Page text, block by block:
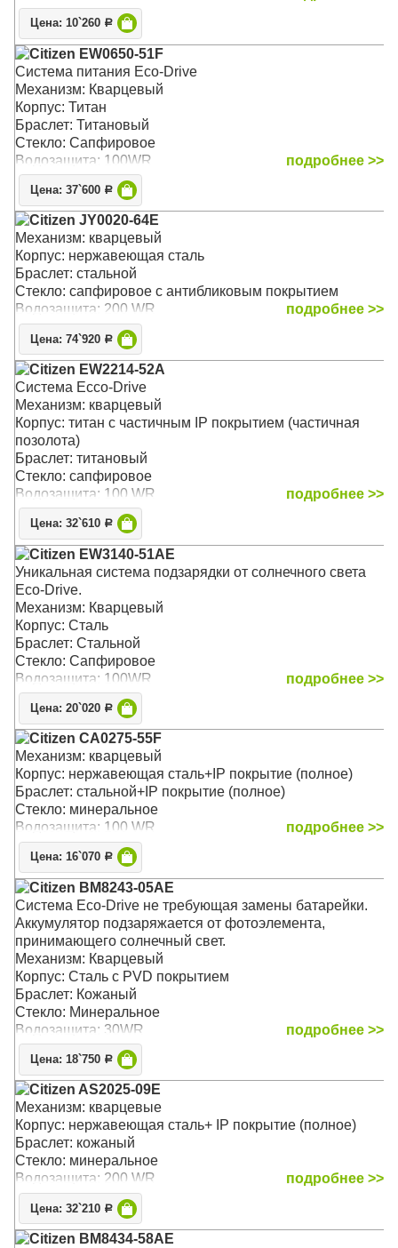
Цена: 10`260 Р
Citizen EW0650-51F
Система питания Eco-Drive
Механизм: Кварцевый
Корпус: Титан
Браслет: Титановый
Стекло: Сапфировое
Водозащита: 100WR
подробнее >>
Цена: 37`600 Р
Citizen JY0020-64E
Механизм: кварцевый
Корпус: нержавеющая сталь
Браслет: стальной
Стекло: сапфировое с антибликовым покрытием
Водозащита: 200 WR
подробнее >>
Цена: 74`920 Р
Citizen EW2214-52A
Система Ecco-Drive
Механизм: кварцевый
Корпус: титан с частичным IP покрытием (частичная
позолота)
Браслет: титановый
Стекло: сапфировое
Водозащита: 100 WR
подробнее >>
Цена: 32`610 Р
Citizen EW3140-51AE
Уникальная система подзарядки от солнечного света
Eco-Drive.
Механизм: Кварцевый
Корпус: Сталь
Браслет: Стальной
Стекло: Сапфировое
Водозащита: 100WR
подробнее >>
Цена: 20`020 Р
Citizen CA0275-55F
Механизм: кварцевый
Корпус: нержавеющая сталь+IP покрытие (полное)
Браслет: стальной+IP покрытие (полное)
Стекло: минеральное
Водозащита: 100 WR
подробнее >>
Цена: 16`070 Р
Citizen BM8243-05AE
Система Eco-Drive не требующая замены батарейки.
Аккумулятор подзаряжается от фотоэлемента,
принимающего солнечный свет.
Механизм: Кварцевый
Корпус: Сталь с PVD покрытием
Браслет: Кожаный
Стекло: Минеральное
Водозащита: 30WR
подробнее >>
Цена: 18`750 Р
Citizen AS2025-09E
Механизм: кварцевые
Корпус: нержавеющая сталь+ IP покрытие (полное)
Браслет: кожаный
Стекло: минеральное
Водозащита: 200 WR
подробнее >>
Цена: 32`210 Р
Citizen BM8434-58AE